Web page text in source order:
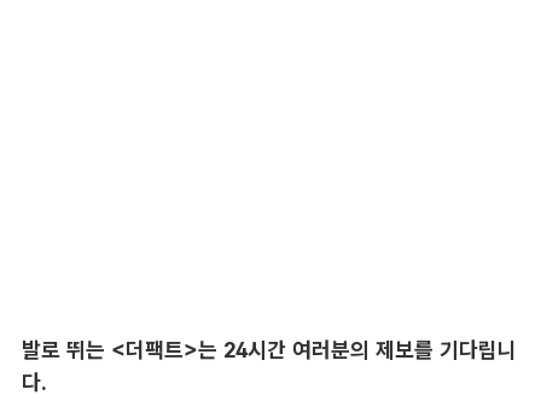
발로 뛰는 <더팩트>는 24시간 여러분의 제보를 기다립니
다.